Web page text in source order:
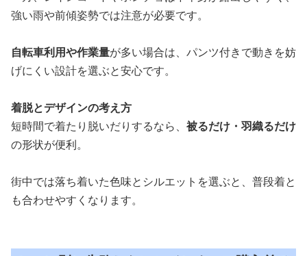
強い雨や前傾姿勢では注意が必要です。
自転車利用や作業量が多い場合は、パンツ付きで動きを妨
げにくい設計を選ぶと安心です。
着脱とデザインの考え方
短時間で着たり脱いだりするなら、 被るだけ・羽織るだけ
の形状が便利。
街中では落ち着いた色味とシルエットを選ぶと、普段着と
も合わせやすくなります。